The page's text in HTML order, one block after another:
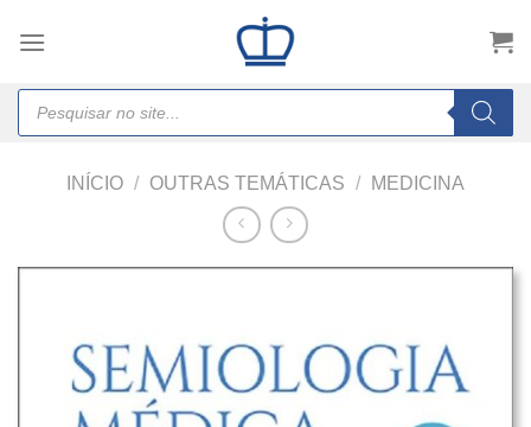
Products
search
INÍCIO / OUTRAS TEMÁTICAS / MEDICINA